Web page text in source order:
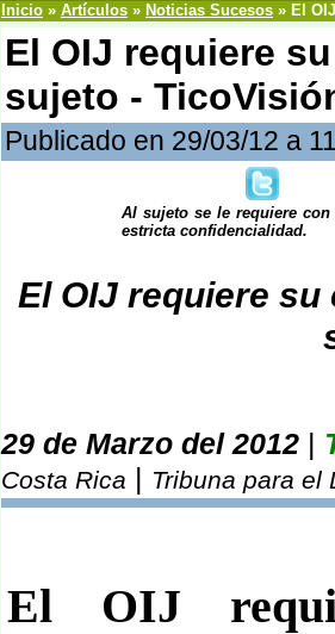
Inicio » Artículos » Noticias Sucesos » El
El OIJ requiere
sujeto -
Publicado en 29/03/12 a
Al sujeto se le requiere
estricta confidencialidad.
El OIJ requiere
29 de Marzo del 2012 |
Costa Rica | Tribuna para el
El OIJ